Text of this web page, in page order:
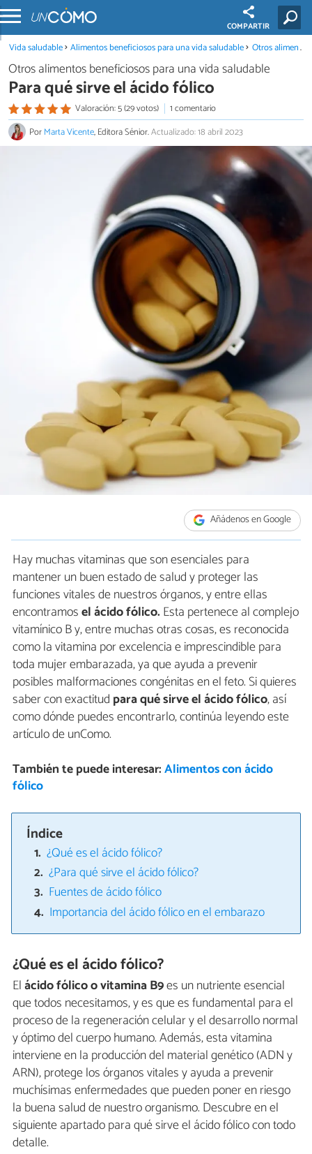
COMPARTIR
Vida saludable Alimentos beneficiosos para una vida saludable Otros alimentos beneficiosos para una vida saludable
Otros alimentos beneficiosos para una vida saludable
Para qué sirve el ácido fólico
Valoración: 5 (29 votos)
1 comentario
PorMarta Vicente, Editora Sénior.Actualizado: 18 abril 2023
Añádenos en Google
Hay muchas vitaminas que son esenciales para
mantener un buen estado de salud y proteger las
funciones vitales de nuestros órganos, y entre ellas
encontramosel ácido fólico.Esta pertenece al complejo
vitamínico B y, entre muchas otras cosas, es reconocida
como la vitamina por excelencia e imprescindible para
toda mujer embarazada, ya que ayuda a prevenir
posibles malformaciones congénitas en el feto. Si quieres
saber con exactitud para qué sirve el ácido fólico, así
como dónde puedes encontrarlo, continúa leyendo este
artículo de unComo.
También te puede interesar:Alimentos con ácido
fólico
Índice
¿Qué es el ácido fólico?
¿Para qué sirve el ácido fólico?
Fuentes de ácido fólico
Importancia del ácido fólico en el embarazo
¿Qué es el ácido fólico?
Elácido fólico o vitamina B9es un nutriente esencial
que todos necesitamos, y es que es fundamental para el
proceso de la regeneración celular y el desarrollo normal
y óptimo del cuerpo humano. Además, esta vitamina
interviene en la producción del material genético (ADN y
ARN), protege los órganos vitales y ayuda a prevenir
muchísimas enfermedades que pueden poner en riesgo
la buena salud de nuestro organismo. Descubre en el
siguiente apartado para qué sirve el ácido fólico con todo
detalle.